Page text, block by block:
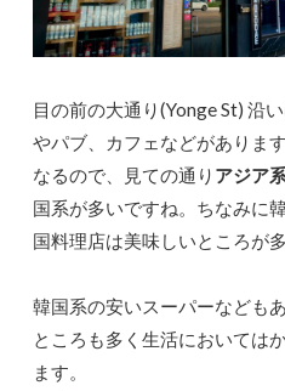
目の前の大通り(Yonge St) 沿
やパブ、カフェなどがありま
なるので、見ての通り アジア
国系が多いですね。ちなみに
国料理店は美味しいところが
韓国系の安いスーパーなども
ところも多く生活においては
ます。